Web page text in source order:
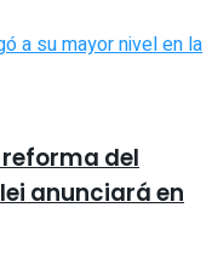
del
anunciará en